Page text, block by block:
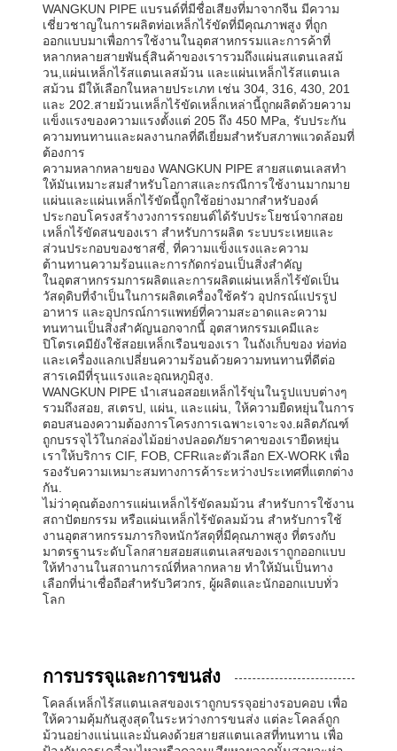
WANGKUN PIPE แบรนด์ที่มีชื่อเสียงที่มาจากจีน มีความ
เชี่ยวชาญในการผลิตท่อเหล็กไร้ขัดที่มีคุณภาพสูง ที่ถูก
ออกแบบมาเพื่อการใช้งานในอุตสาหกรรมและการค้าที่
หลากหลายสายพันธุ์สินค้าของเรารวมถึงแผ่นสแตนเลสม้
วน,แผ่นเหล็กไร้สแตนเลสม้วน และแผ่นเหล็กไร้สแตนเล
สม้วน มีให้เลือกในหลายประเภท เช่น 304, 316, 430, 201
และ 202.สายม้วนเหล็กไร้ขัดเหล็กเหล่านี้ถูกผลิตด้วยความ
แข็งแรงของความแรงตั้งแต่ 205 ถึง 450 MPa, รับประกัน
ความทนทานและผลงานกลที่ดีเยี่ยมสําหรับสภาพแวดล้อมที่
ต้องการ
ความหลากหลายของ WANGKUN PIPE สายสแตนเลสทํา
ให้มันเหมาะสมสําหรับโอกาสและกรณีการใช้งานมากมาย
แผ่นและแผ่นเหล็กไร้ขัดนี้ถูกใช้อย่างมากสําหรับองค์
ประกอบโครงสร้างวงการรถยนต์ได้รับประโยชน์จากสอย
เหล็กไร้ขัดสนของเรา สําหรับการผลิต ระบบระเหยและ
ส่วนประกอบของชาสซี่, ที่ความแข็งแรงและความ
ต้านทานความร้อนและการกัดกร่อนเป็นสิ่งสําคัญ
ในอุตสาหกรรมการผลิตและการผลิตแผ่นเหล็กไร้ขัดเป็น
วัสดุดิบที่จําเป็นในการผลิตเครื่องใช้ครัว อุปกรณ์แปรรูป
อาหาร และอุปกรณ์การแพทย์ที่ความสะอาดและความ
ทนทานเป็นสิ่งสําคัญนอกจากนี้ อุตสาหกรรมเคมีและ
ปิโตรเคมียังใช้สอยเหล็กเรือนของเรา ในถังเก็บของ ท่อท่อ
และเครื่องแลกเปลี่ยนความร้อนด้วยความทนทานที่ดีต่อ
สารเคมีที่รุนแรงและอุณหภูมิสูง.
WANGKUN PIPE นําเสนอสอยเหล็กไร้ขุ่นในรูปแบบต่างๆ
รวมถึงสอย, สเตรป, แผ่น, และแผ่น, ให้ความยืดหยุ่นในการ
ตอบสนองความต้องการโครงการเฉพาะเจาะจง.ผลิตภัณฑ์
ถูกบรรจุไว้ในกล่องไม้อย่างปลอดภัยราคาของเรายืดหยุ่น
เราให้บริการ CIF, FOB, CFRและตัวเลือก EX-WORK เพื่อ
รองรับความเหมาะสมทางการค้าระหว่างประเทศที่แตกต่าง
กัน.
ไม่ว่าคุณต้องการแผ่นเหล็กไร้ขัดลมม้วน สําหรับการใช้งาน
สถาปัตยกรรม หรือแผ่นเหล็กไร้ขัดลมม้วน สําหรับการใช้
งานอุตสาหกรรมภารกิจหนักวัสดุที่มีคุณภาพสูง ที่ตรงกับ
มาตรฐานระดับโลกสายสอยสแตนเลสของเราถูกออกแบบ
ให้ทํางานในสถานการณ์ที่หลากหลาย ทําให้มันเป็นทาง
เลือกที่น่าเชื่อถือสําหรับวิศวกร, ผู้ผลิตและนักออกแบบทั่ว
โลก
การบรรจุและการขนส่ง
โคลล์เหล็กไร้สแตนเลสของเราถูกบรรจุอย่างรอบคอบ เพื่อ
ให้ความคุ้มกันสูงสุดในระหว่างการขนส่ง แต่ละโคลล์ถูก
ม้วนอย่างแน่นและมั่นคงด้วยสายสแตนเลสที่ทนทาน เพื่อ